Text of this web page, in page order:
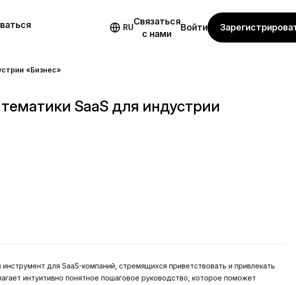
RU
Связаться
с нами
Войти
«Бизнес»
SaaS для индустрии
для SaaS-компаний, стремящихся приветствовать и привлекать
интуитивно понятное пошаговое руководство, которое поможет